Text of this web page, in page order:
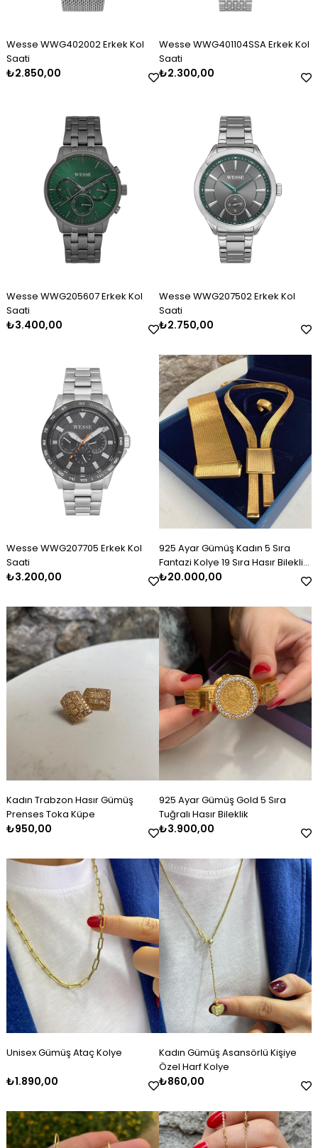
Wesse WWG402002 Erkek Kol
Saati
₺2.850,00
Wesse WWG401104SSA Erkek Kol
Saati
₺2.300,00
Wesse WWG205607 Erkek Kol
Saati
₺3.400,00
Wesse WWG207502 Erkek Kol
Saati
₺2.750,00
Wesse WWG207705 Erkek Kol
Saati
₺3.200,00
925 Ayar Gümüş Kadın 5 Sıra
Fantazi Kolye 19 Sıra Hasır Bileklik
Set Takım
₺20.000,00
Kadın Trabzon Hasır Gümüş
Prenses Toka Küpe
₺950,00
925 Ayar Gümüş Gold 5 Sıra
Tuğralı Hasır Bileklik
₺3.900,00
Unisex Gümüş Ataç Kolye
₺1.890,00
Kadın Gümüş Asansörlü Kişiye
Özel Harf Kolye
₺860,00